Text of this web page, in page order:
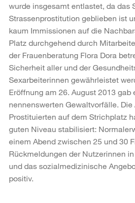
wurde insgesamt entlastet, da das
Strassenprostitution geblieben ist
kaum Immissionen auf die
Platz durchgehend durch
der Frauenberatung Flora Dora
Sicherheit aller und der
Sexarbeiterinnen gewährleistet
Eröffnung am 26. August 2013 gab
nennenswerten Gewaltvorfälle. Die
Prostituierten auf dem Strichplatz
guten Niveau stabilisiert:
einem Abend zwischen 25 und 30
Rückmeldungen der Nutzerinnen
und das sozialmedizinische
positiv.